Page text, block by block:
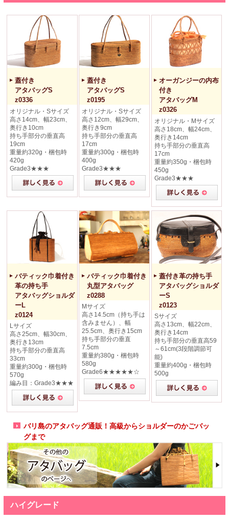
蓋付き
アタバッグS
z0336
オリジナル・Sサイズ
高さ14cm、幅23cm、
奥行き10cm
持ち手部分の垂直高
19cm
重量約320g・梱包時
420g
Grade3★★★
蓋付き
アタバッグS
z0195
オリジナル・Sサイズ
高さ12cm、幅29cm、
奥行き9cm
持ち手部分の垂直高
17cm
重量約300g・梱包時
400g
Grade3★★★
オーガンジーの内布
付き
アタバッグM
z0326
オリジナル・Mサイズ
高さ18cm、幅24cm、
奥行き14cm
持ち手部分の垂直高
17cm
重量約350g・梱包時
450g
Grade3★★★
バティック巾着付き
革の持ち手
アタバッグショルダ
ーL
z0124
Lサイズ
高さ25cm、幅30cm、
奥行き13cm
持ち手部分の垂直高
33cm
重量約300g・梱包時
570g
編み目：Grade3★★★
バティック巾着付き
丸型アタバッグ
z0288
Mサイズ
高さ14.5cm（持ち手は
含みません）、幅
25.5cm、奥行き15cm
持ち手部分の垂直
7.5cm
重量約380g・梱包時
580g
Grade6★★★★★☆
蓋付き革の持ち手
アタバッグショルダ
ーS
z0123
Sサイズ
高さ13cm、幅22cm、
奥行き14cm
持ち手部分の垂直高59
～61cm(3段階調節可
能)
重量約400g・梱包時
500g
バリ島のアタバッグ通販！高級からショルダーのかごバッ
グまで
ハイグレード